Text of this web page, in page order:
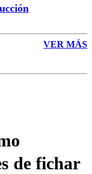
VER MÁS
de fichar